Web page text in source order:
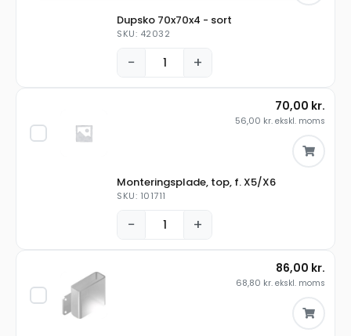
Dupsko 70x70x4 - sort
SKU: 42032
− +
Monteringsplade, top, f. X5/X6
SKU: 101711
− +
70,00 kr.
56,00 kr. ekskl. moms
86,00 kr.
68,80 kr. ekskl. moms